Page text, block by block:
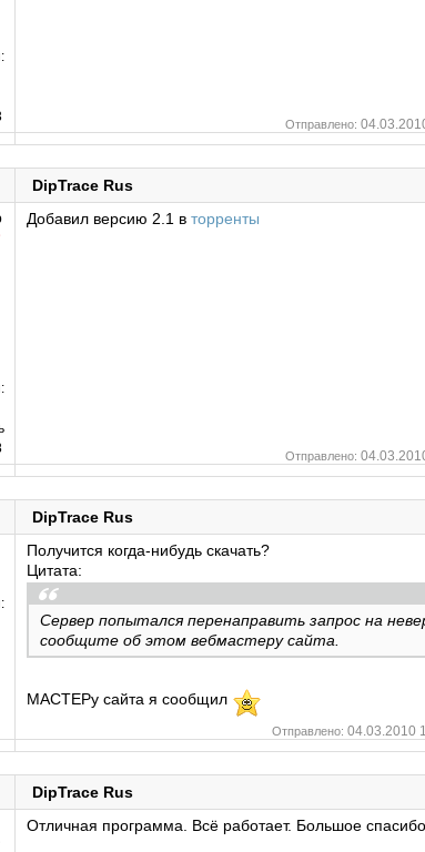
Отправлено:
DipTrace Rus
Добавил версию 2.1 в торренты
Отправлено:
DipTrace Rus
Получится когда-нибудь скачать?
Цитата:
Сервер попытался перенаправить запрос на
сообщите об этом вебмастеру сайта.
МАСТЕРу сайта я сообщил
Отправлено: 04.03.2010
DipTrace Rus
Отличная программа. Всё работает. Большое спасибо.